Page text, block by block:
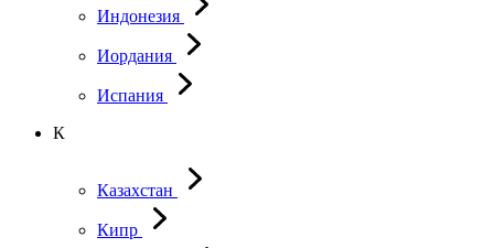
Индонезия
Иордания
Испания
К
Казахстан
Кипр